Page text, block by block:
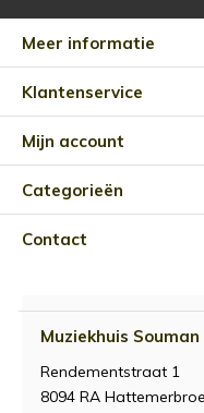
Meer informatie
Klantenservice
Mijn account
Categorieën
Contact
Muziekhuis Souman
Rendementstraat 1
8094 RA